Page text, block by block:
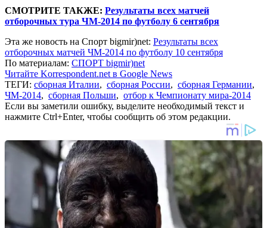
СМОТРИТЕ ТАКЖЕ: Результаты всех матчей
отборочных тура ЧМ-2014 по футболу 6 сентября
Эта же новость на Спорт bigmir)net: Результаты всех
отборочных матчей ЧМ-2014 по футболу 10 сентября
По материалам: СПОРТ bigmir)net
Читайте Korrespondent.net в Google News
ТЕГИ: сборная Италии, сборная России, сборная Германии,
ЧМ-2014, сборная Польши, отбор к Чемпионату мира-2014
Если вы заметили ошибку, выделите необходимый текст и
нажмите Ctrl+Enter, чтобы сообщить об этом редакции.